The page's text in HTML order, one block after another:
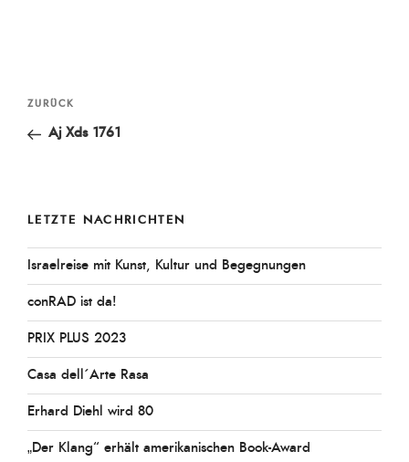
Beitragsnavigation
Vorheriger
Beitrag
ZURÜCK
Aj Xds 1761
LETZTE NACHRICHTEN
Israelreise mit Kunst, Kultur und Begegnungen
conRAD ist da!
PRIX PLUS 2023
Casa dell´Arte Rasa
Erhard Diehl wird 80
„Der Klang“ erhält amerikanischen Book-Award